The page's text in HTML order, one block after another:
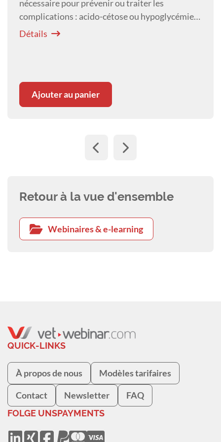
nécessaire pour prévenir ou traiter les
complications : acido-cétose ou hypoglycémie,
redoutables, et aussi infections, surcharge
Détails
Ajouter au panier
Retour à la vue d'ensemble
Webinaires & e-learning
QUICK-LINKS
À propos de nous Modèles tarifaires
Contact Newsletter FAQ
FOLGE UNSPAYMENTS